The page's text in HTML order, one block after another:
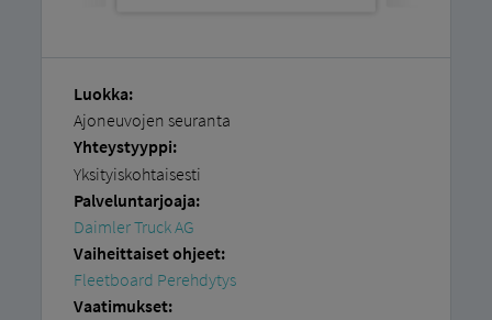
Luokka:
Ajoneuvojen seuranta
Yhteystyyppi:
Yksityiskohtaisesti
Palveluntarjoaja:
Daimler Truck AG
Vaiheittaiset ohjeet:
Fleetboard Perehdytys
Vaatimukset: